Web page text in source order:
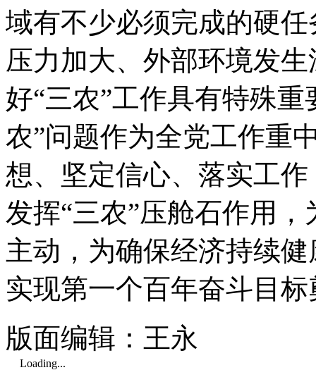
域有不少必须完成的硬
压力加大、外部环境发
好“三农”工作具有特殊
农”问题作为全党工作重
想、坚定信心、落实工
发挥“三农”压舱石作用
主动，为确保经济持续
实现第一个百年奋斗目
版面编辑：王永
Loading...